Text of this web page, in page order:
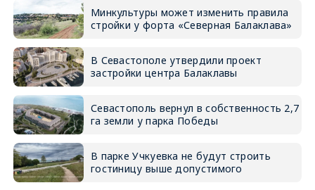
Минкультуры может изменить правила
стройки у форта «Северная Балаклава»
В Севастополе утвердили проект
застройки центра Балаклавы
Севастополь вернул в собственность 2,7
га земли у парка Победы
В парке Учкуевка не будут строить
гостиницу выше допустимого